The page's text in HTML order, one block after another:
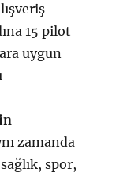
15 pilot
uygun
zamanda
spor,